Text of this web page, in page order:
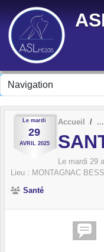
Le mardi
29
AVRIL 2025
Accueil
Le mardi 29
Lieu : MONTAGNAC
Santé
Panneau de gestion des